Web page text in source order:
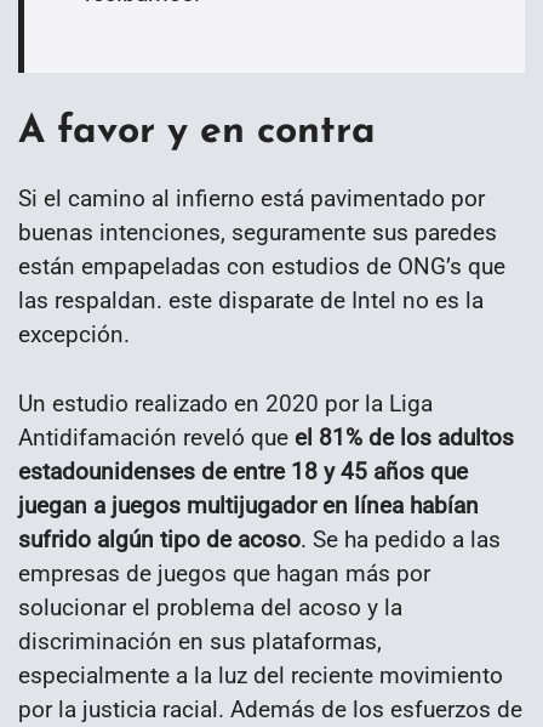
A favor y en contra
Si el camino al infierno está pavimentado por
buenas intenciones, seguramente sus paredes
están empapeladas con estudios de ONG’s que
las respaldan. este disparate de Intel no es la
excepción.
Un estudio realizado en 2020 por la Liga
Antidifamación reveló que el 81% de los adultos
estadounidenses de entre 18 y 45 años que
juegan a juegos multijugador en línea habían
sufrido algún tipo de acoso. Se ha pedido a las
empresas de juegos que hagan más por
solucionar el problema del acoso y la
discriminación en sus plataformas,
especialmente a la luz del reciente movimiento
por la justicia racial. Además de los esfuerzos de